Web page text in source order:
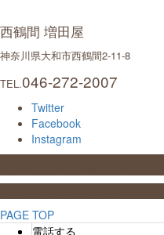
西鶴間 増田屋
神奈川県大和市西鶴間2-11-8
TEL.046-272-2007
Twitter
Facebook
Instagram
PAGE TOP
電話する